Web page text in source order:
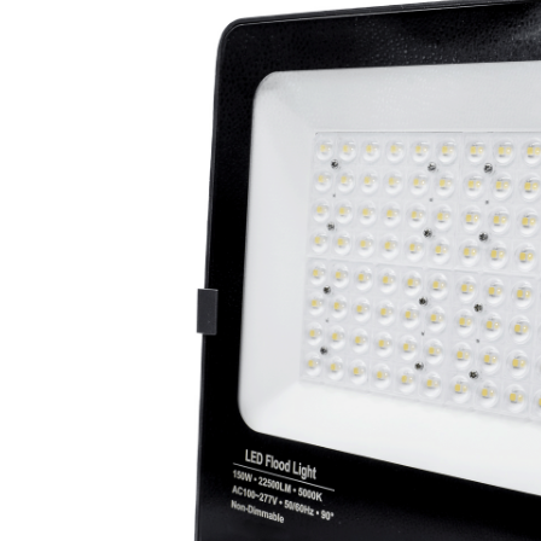
LED Rückleuchten
LED Blitzer und
Rundumleuchten
Positionsleuchten:
Sicherheit in allen
LED Bar &
LED Hallenstrahler &
LED
Vorteilsverpackunge